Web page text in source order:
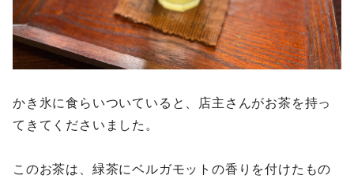
かき氷に食らいついていると、店主さんがお茶を持っ
てきてくださいました。
このお茶は、緑茶にベルガモットの香りを付けたもの